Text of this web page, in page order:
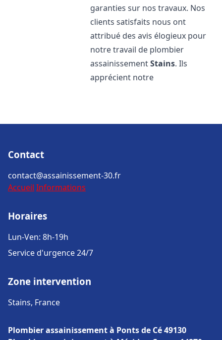
garanties sur nos travaux. Nos
clients satisfaits nous ont
attribué des avis élogieux pour
notre travail de plombier
assainissementStains. Ils
apprécient notre
Contact
contact@assainissement-30.fr
Accueil Informations
Horaires
Lun-Ven: 8h-19h
Service d'urgence 24/7
Zone intervention
Stains, France
Plombier assainissement à Ponts de Cé 49130